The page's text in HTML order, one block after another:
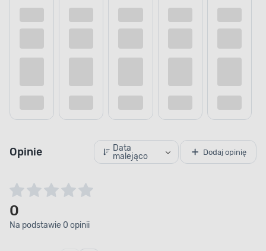
Opinie
Data
malejąco
Dodaj opinię
0
Na podstawie 0 opinii